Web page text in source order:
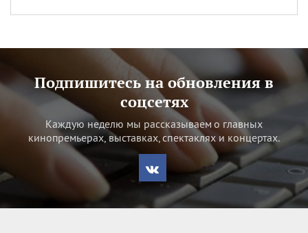
Подпишитесь на обновления в
соцсетях
Каждую неделю мы рассказываем о главных
кинопремьерах, выставках, спектаклях и концертах.